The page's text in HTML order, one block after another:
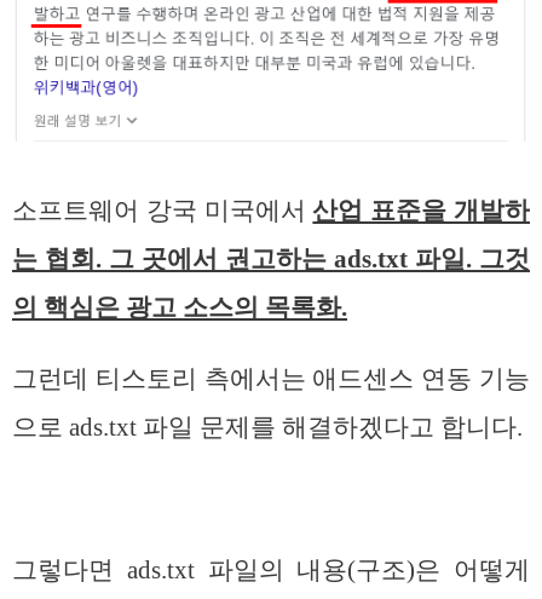
소프트웨어 강국 미국에서산업 표준을 개발하
는 협회. 그 곳에서 권고하는 ads.txt 파일. 그것
의 핵심은 광고 소스의 목록화.
그런데 티스토리 측에서는 애드센스 연동 기능
으로 ads.txt 파일 문제를 해결하겠다고 합니다.
그렇다면 ads.txt 파일의 내용(구조)은 어떻게